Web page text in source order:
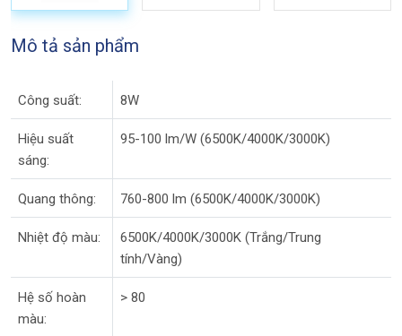
Mô tả sản phẩm
Công suất: 8W
Hiệu suất
sáng:
95-100 lm/W (6500K/4000K/3000K)
Quang thông: 760-800 lm (6500K/4000K/3000K)
Nhiệt độ màu:
6500K/4000K/3000K (Trắng/Trung
tính/Vàng)
Hệ số hoàn
màu:
> 80